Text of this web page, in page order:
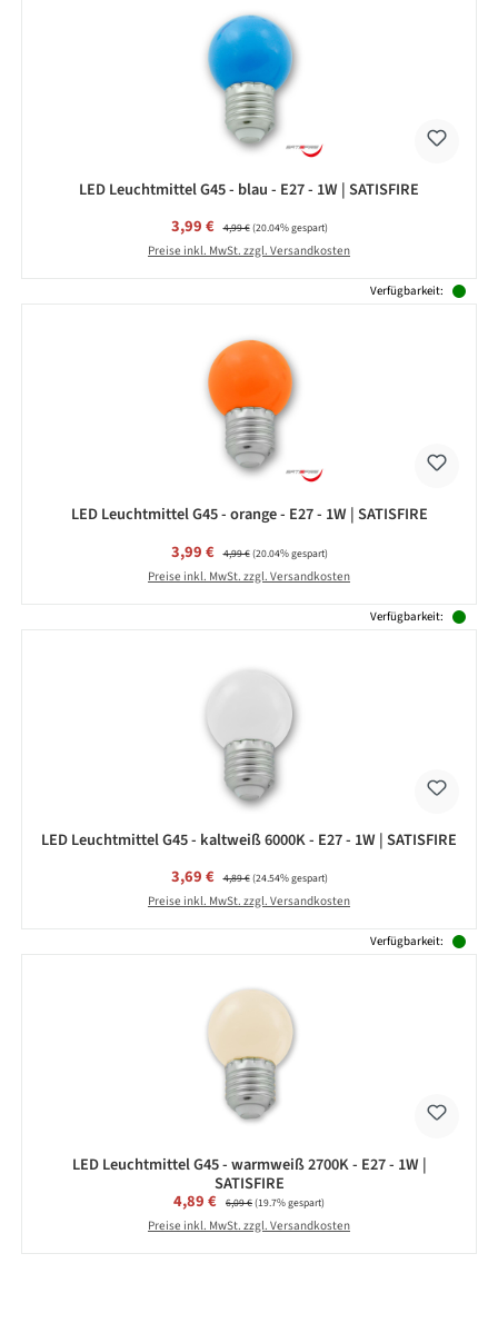
LED Leuchtmittel G45 - blau - E27 - 1W | SATISFIRE
Verkaufspreis:
3,99 € Regulärer Preis:
4,99 €(20.04% gespart)
Preise inkl. MwSt. zzgl. Versandkosten
Verfügbarkeit:
LED Leuchtmittel G45 - orange - E27 - 1W | SATISFIRE
Verkaufspreis:
3,99 € Regulärer Preis:
4,99 €(20.04% gespart)
Preise inkl. MwSt. zzgl. Versandkosten
Verfügbarkeit:
LED Leuchtmittel G45 - kaltweiß 6000K - E27 - 1W | SATISFIRE
Verkaufspreis:
3,69 € Regulärer Preis:
4,89 €(24.54% gespart)
Preise inkl. MwSt. zzgl. Versandkosten
Verfügbarkeit:
LED Leuchtmittel G45 - warmweiß 2700K - E27 - 1W |
SATISFIRE
Verkaufspreis:
4,89 € Regulärer Preis:
6,09 €(19.7% gespart)
Preise inkl. MwSt. zzgl. Versandkosten